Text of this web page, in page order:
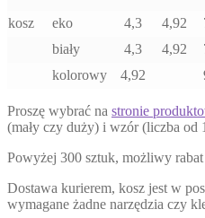
kosz eko 4,3 4,92
biały
4,3 4,92
kolorowy
4,92
Proszę wybrać na stronie
(mały czy duży) i wzór (liczba od
Powyżej 300 sztuk, możliwy
Dostawa kurierem, kosz jest w
wymagane żadne narzędzia czy